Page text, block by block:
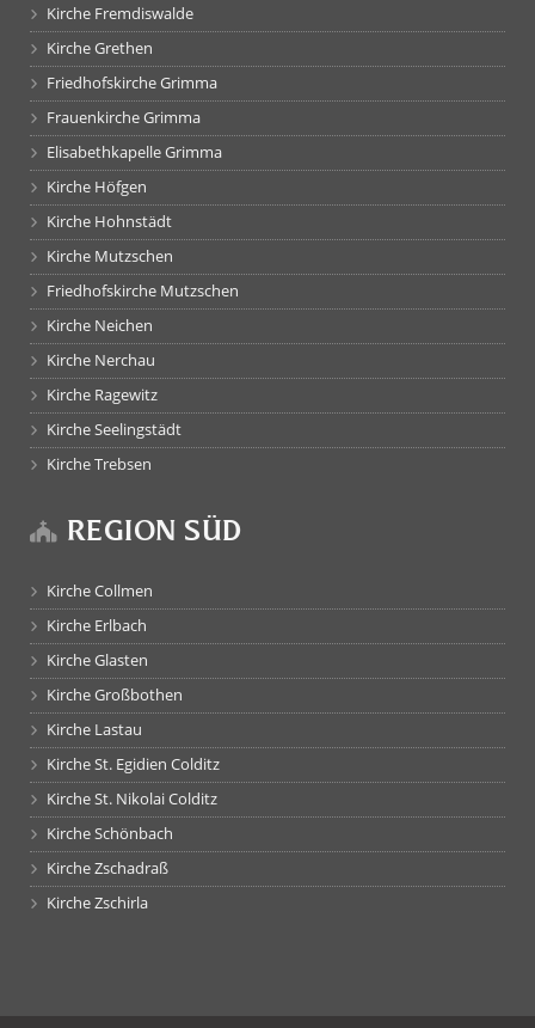
Kirche Fremdiswalde
Kirche Grethen
Friedhofskirche Grimma
Frauenkirche Grimma
Elisabethkapelle Grimma
Kirche Höfgen
Kirche Hohnstädt
Kirche Mutzschen
Friedhofskirche Mutzschen
Kirche Neichen
Kirche Nerchau
Kirche Ragewitz
Kirche Seelingstädt
Kirche Trebsen
REGION SÜD
Kirche Collmen
Kirche Erlbach
Kirche Glasten
Kirche Großbothen
Kirche Lastau
Kirche St. Egidien Colditz
Kirche St. Nikolai Colditz
Kirche Schönbach
Kirche Zschadraß
Kirche Zschirla